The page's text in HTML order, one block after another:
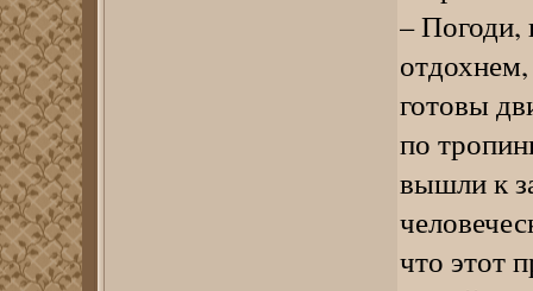
– Погоди,
готовы
по
вышли к
что этот